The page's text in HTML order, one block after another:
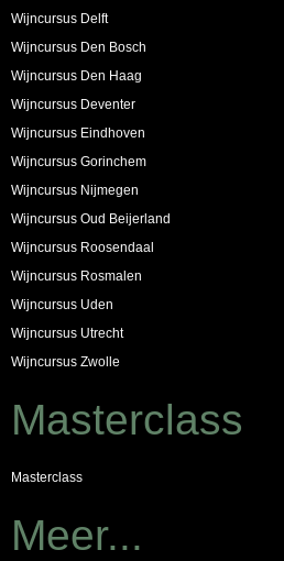
Wijncursus Delft
Wijncursus Den Bosch
Wijncursus Den Haag
Wijncursus Deventer
Wijncursus Eindhoven
Wijncursus Gorinchem
Wijncursus Nijmegen
Wijncursus Oud Beijerland
Wijncursus Roosendaal
Wijncursus Rosmalen
Wijncursus Uden
Wijncursus Utrecht
Wijncursus Zwolle
Masterclass
Masterclass
Meer...